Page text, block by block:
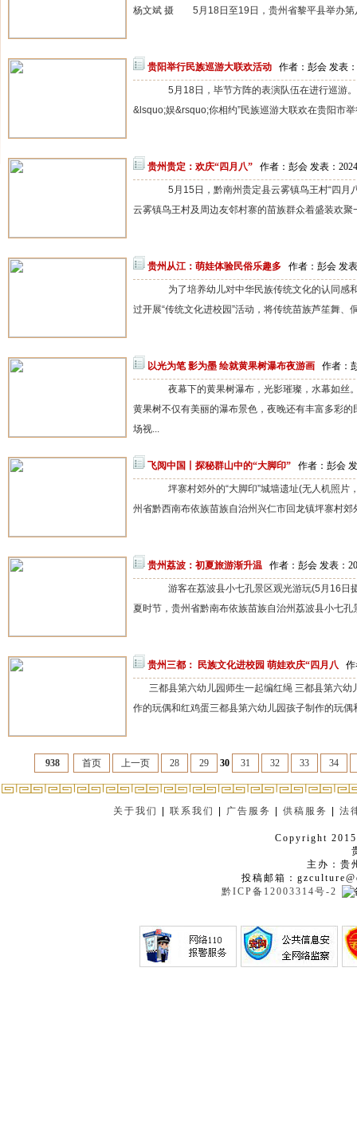
杨文斌 摄 5月18日至19日，贵州省黎平县举办第
贵阳举行民族巡游大联欢活动 作者：彭会 发表
5月18日，毕节方阵的表演队伍在进行巡游
&lsquo;娱&rsquo;你相约”民族巡游大联欢在贵阳市
贵州贵定：欢庆“四月八” 作者：彭会 发表：
5月15日，黔南州贵定县云雾镇鸟王村“四月
云雾镇鸟王村及周边友邻村寨的苗族群众着盛装欢聚
贵州从江：萌娃体验民俗乐趣多 作者：彭会 发
为了培养幼儿对中华民族传统文化的认同感
过开展“传统文化进校园”活动，将传统苗族芦笙舞、
以光为笔 影为墨 绘就黄果树瀑布夜游画 作者：
夜幕下的黄果树瀑布，光影璀璨，水幕如丝
黄果树不仅有美丽的瀑布景色，夜晚还有丰富多彩
场视...
飞阅中国丨探秘群山中的“大脚印” 作者：彭会
坪寨村郊外的“大脚印”城墙遗址(无人机照
州省黔西南布依族苗族自治州兴仁市回龙镇坪寨村郊
贵州荔波：初夏旅游渐升温 作者：彭会 发表：
游客在荔波县小七孔景区观光游玩(5月16
夏时节，贵州省黔南布依族苗族自治州荔波县小七
贵州三都： 民族文化进校园 萌娃欢庆“四月八 作
三都县第六幼儿园师生一起编红绳 三都县第六
作的玩偶和红鸡蛋三都县第六幼儿园孩子制作的
938 首页 上一页 28 29 30 31 32 33 34
关于我们 |联系我们 广告服务 |供稿服务 |法
Copyright
主办：贵
投稿邮箱：
黔ICP备12003314号-2